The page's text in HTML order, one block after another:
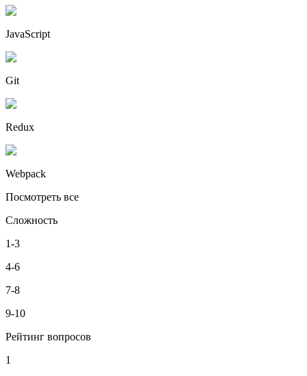
JavaScript
Git
Redux
Webpack
Посмотреть все
Сложность
1-3
4-6
7-8
9-10
Рейтинг вопросов
1